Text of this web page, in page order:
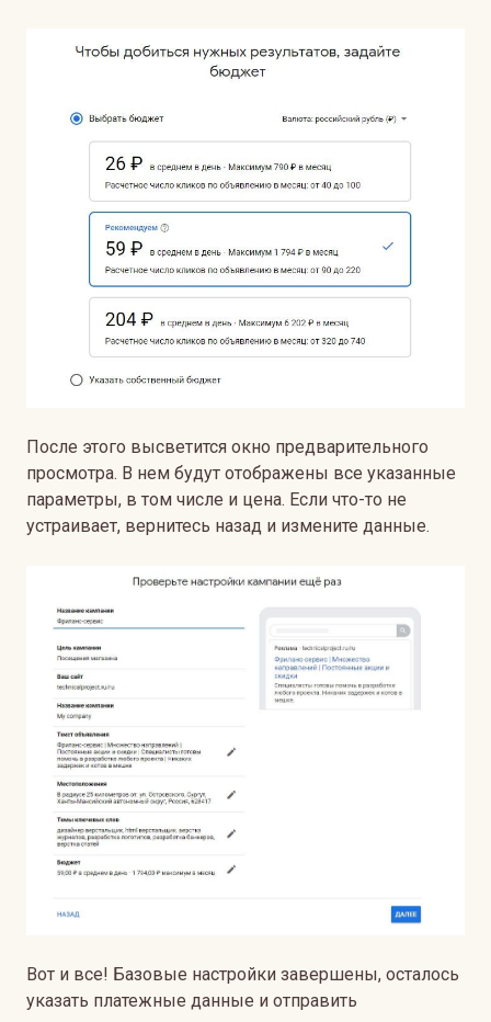
После этого высветится окно предварительного
просмотра. В нем будут отображены все указанные
параметры, в том числе и цена. Если что-то не
устраивает, вернитесь назад и измените данные.
Вот и все! Базовые настройки завершены, осталось
указать платежные данные и отправить